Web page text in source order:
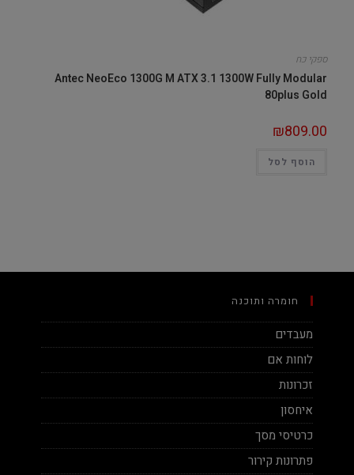
ספקי כח
Antec NeoEco 1300G M ATX 3.1 1300W Fully Modular
80plus Gold
₪809.00
הוסף לסל
חומרה ותוכנה
מעבדים
לוחות אם
זכרונות
איחסון
כרטיסי מסך
פתרונות קירור